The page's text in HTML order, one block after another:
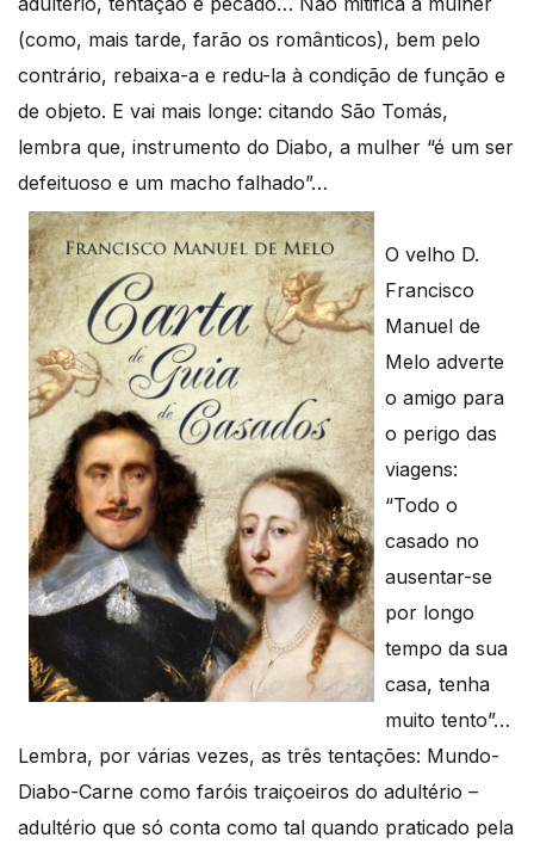
(como, mais tarde, farão os românticos), bem pelo
contrário, rebaixa-a e redu-la à condição de função e
de objeto. E vai mais longe: citando São Tomás,
lembra que, instrumento do Diabo, a mulher “é um ser
defeituoso e um macho falhado”…
O velho D.
Francisco
Manuel de
Melo adverte
o amigo para
o perigo das
viagens:
“Todo o
casado no
ausentar-se
por longo
tempo da sua
casa, tenha
muito tento”…
Lembra, por várias vezes, as três tentações: Mundo-
Diabo-Carne como faróis traiçoeiros do adultério –
adultério que só conta como tal quando praticado pela